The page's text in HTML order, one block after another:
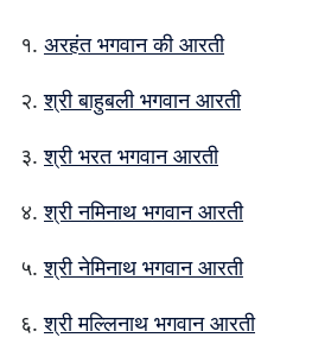
अरहंत भगवान की आरती
श्री बाहुबली भगवान आरती
श्री भरत भगवान आरती
श्री नमिनाथ भगवान आरती
श्री नेमिनाथ भगवान आरती
श्री मल्लिनाथ भगवान आरती